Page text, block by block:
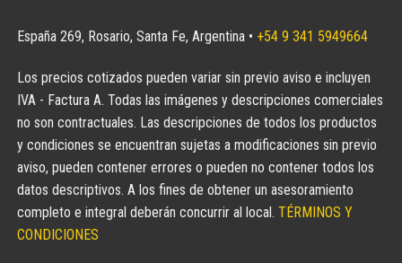
España 269, Rosario, Santa Fe, Argentina • +54 9 341 5949664
Los precios cotizados pueden variar sin previo aviso e incluyen
IVA - Factura A. Todas las imágenes y descripciones comerciales
no son contractuales. Las descripciones de todos los productos
y condiciones se encuentran sujetas a modificaciones sin previo
aviso, pueden contener errores o pueden no contener todos los
datos descriptivos. A los fines de obtener un asesoramiento
completo e integral deberán concurrir al local. TÉRMINOS Y
CONDICIONES